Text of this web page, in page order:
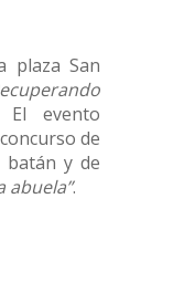
plaza San
El evento
de
batán y de
abuela”.